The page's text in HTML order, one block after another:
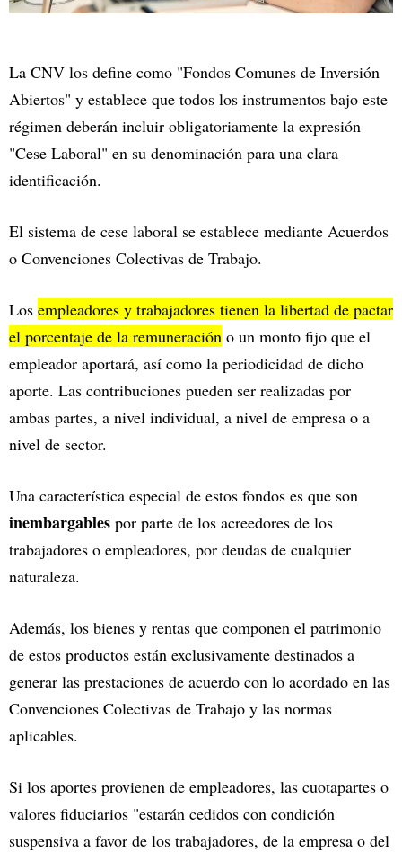
La CNV los define como "Fondos Comunes de Inversión
Abiertos" y establece que todos los instrumentos bajo este
régimen deberán incluir obligatoriamente la expresión
"Cese Laboral" en su denominación para una clara
identificación.
El sistema de cese laboral se establece mediante Acuerdos
o Convenciones Colectivas de Trabajo.
Los empleadores y trabajadores tienen la libertad de pactar
el porcentaje de la remuneración o un monto fijo que el
empleador aportará, así como la periodicidad de dicho
aporte. Las contribuciones pueden ser realizadas por
ambas partes, a nivel individual, a nivel de empresa o a
nivel de sector.
Una característica especial de estos fondos es que son
inembargables por parte de los acreedores de los
trabajadores o empleadores, por deudas de cualquier
naturaleza.
Además, los bienes y rentas que componen el patrimonio
de estos productos están exclusivamente destinados a
generar las prestaciones de acuerdo con lo acordado en las
Convenciones Colectivas de Trabajo y las normas
aplicables.
Si los aportes provienen de empleadores, las cuotapartes o
valores fiduciarios "estarán cedidos con condición
suspensiva a favor de los trabajadores, de la empresa o del